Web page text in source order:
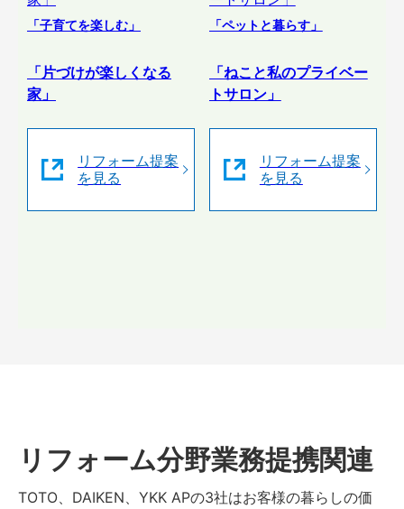
「子育てを楽しむ」
「片づけが楽しくなる
家」
リフォーム提案
を見る
「ペットと暮らす」
「ねこと私のプライベー
トサロン」
リフォーム提案
を見る
リフォーム分野業務提携関連
TOTO、DAIKEN、YKK APの3社はお客様の暮らしの価